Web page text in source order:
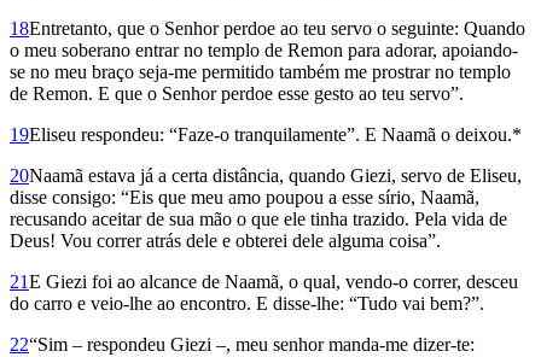
18Entretanto, que o Senhor perdoe ao teu servo o seguinte: Quando
o meu soberano entrar no templo de Remon para adorar, apoiando-
se no meu braço seja-me permitido também me prostrar no templo
de Remon. E que o Senhor perdoe esse gesto ao teu servo”.
19Eliseu respondeu: “Faze-o tranquilamente”. E Naamã o deixou.*
20Naamã estava já a certa distância, quando Giezi, servo de Eliseu,
disse consigo: “Eis que meu amo poupou a esse sírio, Naamã,
recusando aceitar de sua mão o que ele tinha trazido. Pela vida de
Deus! Vou correr atrás dele e obterei dele alguma coisa”.
21E Giezi foi ao alcance de Naamã, o qual, vendo-o correr, desceu
do carro e veio-lhe ao encontro. E disse-lhe: “Tudo vai bem?”.
22“Sim – respondeu Giezi –, meu senhor manda-me dizer-te: